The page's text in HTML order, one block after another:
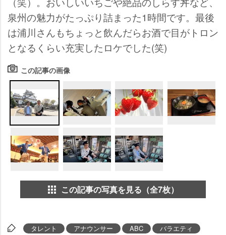
泉州の魅力がたっぷり詰まった1時間です。最後
は浦川さんもちょっと飲んだらお酒で目がトロン
となるくらい充実したロケでした(笑)
この記事の画像
この記事の写真を見る（全7枚）
タレント アナウンサー ABC
バラエティ